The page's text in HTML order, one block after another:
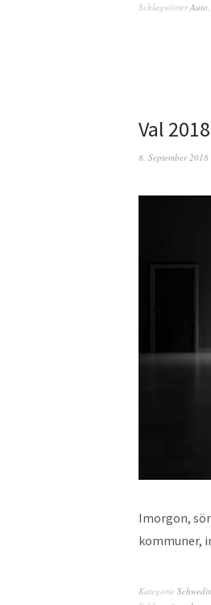
SchlagwörterAuto,
Val 2018
8. September 2018
Imorgon,
kommuner,
Kategorie